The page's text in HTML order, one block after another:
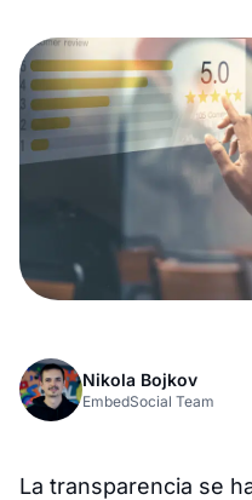
Nikola Bojkov
EmbedSocial Team
La transparencia se